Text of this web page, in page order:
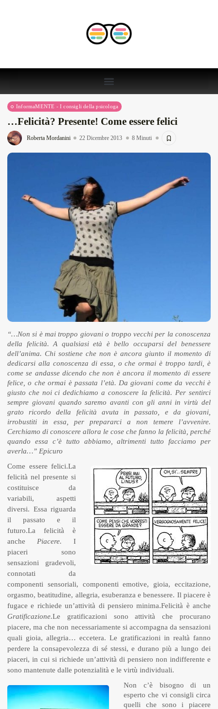
InformaMENTE - I consigli della psicologa
…Felicità? Presente! Come essere felici
Roberta Mordanini 22 Dicembre 2013 8 Minuti
“…Non si è mai troppo giovani o troppo vecchi per la conoscenza
della felicità. A qualsiasi età è bello occuparsi del benessere
dell’anima. Chi sostiene che non è ancora giunto il momento di
dedicarsi alla conoscenza di essa, o che ormai è troppo tardi, è
come se andasse dicendo che non è ancora il momento di essere
felice, o che ormai è passata l’età. Da giovani come da vecchi è
giusto che noi ci dedichiamo a conoscere la felicità. Per sentirci
sempre giovani quando saremo avanti con gli anni in virtù del
grato ricordo della felicità avuta in passato, e da giovani,
irrobustiti in essa, per prepararci a non temere l’avvenire.
Cerchiamo di conoscere allora le cose che fanno la felicità, perché
quando essa c’è tutto abbiamo, altrimenti tutto facciamo per
averla…” Epicuro
Come essere felici.La
felicità nel presente si
costituisce da
variabili, aspetti
diversi. Essa riguarda
il passato e il
futuro.La felicità è
anche Piacere. I
piaceri sono
sensazioni gradevoli,
connotati da
componenti sensoriali, componenti emotive, gioia, eccitazione,
orgasmo, beatitudine, allegria, esuberanza e benessere. Il piacere è
fugace e richiede un’attività di pensiero minima.Felicità è anche
Gratificazione.Le gratificazioni sono attività che procurano
piacere, ma che non necessariamente si accompagna da sensazioni
quali gioia, allegria… eccetera. Le gratificazioni in realtà fanno
perdere la consapevolezza di sé stessi, e durano più a lungo dei
piaceri, in cui si richiede un’attività di pensiero non indifferente e
sono mantenute dalle potenzialità e le virtù individuali.
Non c’è bisogno di un
esperto che vi consigli circa
quelli che sono i piacere